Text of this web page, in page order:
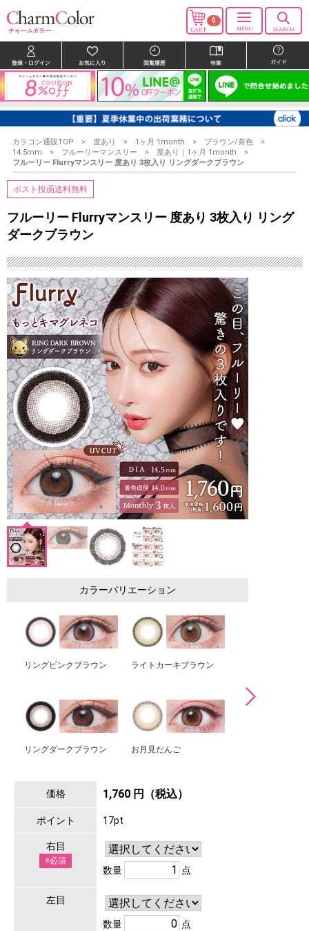
0
カラコン通販TOP 度あり 1ヶ月 1month
ブラウン/茶色
14.5mm
フルーリーマンスリー
度あり｜1ヶ月 1month
フルーリー Flurryマンスリー 度あり 3枚入り リングダークブラウン
ポスト投函送料無料
フルーリー Flurryマンスリー 度あり 3枚入り リング
ダークブラウン
カラーバリエーション
リングピンクブラウン ライトカーキブラウン
リングダークブラウン お月見だんご
価格 1,760 円（税込）
ポイント 17pt
右目
※必須
数量 点
左目
数量 点